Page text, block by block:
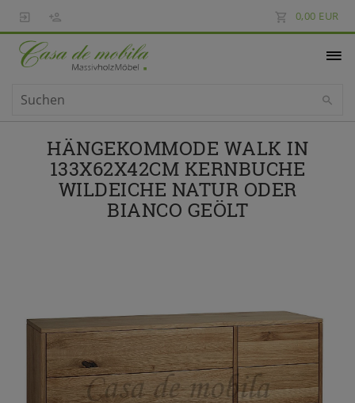
0,00 EUR
HÄNGEKOMMODE WALK IN
133X62X42CM KERNBUCHE
WILDEICHE NATUR ODER
BIANCO GEÖLT